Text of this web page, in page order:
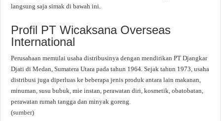
langsung saja simak di bawah ini.
Profil PT Wicaksana Overseas
International
Perusahaan memulai usaha distribusinya dengan mendirikan PT Djangkar
Djati di Medan, Sumatera Utara pada tahun 1964. Sejak tahun 1973, usaha
distribusi juga diperluas ke beberapa jenis produk antara lain makanan,
minuman, susu bubuk, mie instan, perawatan diri, kosmetik, obatobatan,
perawatan rumah tangga dan minyak goreng.
(sumber)